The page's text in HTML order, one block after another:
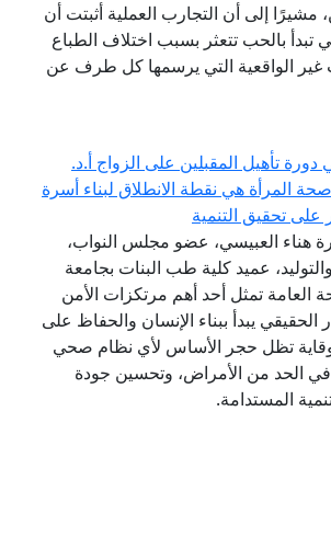
مشيرًا إلى أن التجارب العملية أثبتت أن
تبدأ بالحب تتعثر بسبب اختلاف الطباع
غير الواقعية التي يرسمها كل طرف عن
تأهيل المقبلين على الزواج أ.د.
المرأة هي نقطة الانطلاق لبناء أسرة
تحقيق التنمية
هناء العبيسي، عضو مجلس النواب،
عميد كلية طب البنات بجامعة
العامة تمثل أحد أهم مرتكزات الأمن
الحقيقي يبدأ ببناء الإنسان والحفاظ على
تظل حجر الأساس لأي نظام صحي
في الحد من الأمراض، وتحسين جودة
المستدامة.